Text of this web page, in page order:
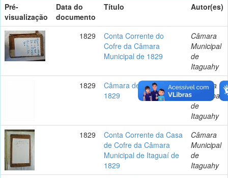
Pré-
visualização
Data do
documento
Título Autor(es)
1829
Conta Corrente do
Cofre da Câmara
Municipal de 1829
Câmara
Municipal
de
Itaguahy
1829
Câmara de Itaguaí de
1829
Câmara
Municipal
de
Itaguahy
1829
Conta Corrente da Casa
de Cofre da Câmara
Municipal de Itaguaí de
1829
Câmara
Municipal
de
Itaguahy